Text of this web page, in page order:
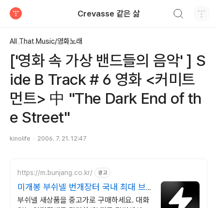
Crevasse 같은 삶
All That Music/영화노래
['영화 속 가상 밴드들의 음악' ] S
ide B Track # 6 영화 <커미트
먼트> 中 "The Dark End of th
e Street"
kinolife 2006. 7. 21. 12:47
https://m.bunjang.co.kr/ 광고
미개봉 부쉬넬 번개장터 국내 최대 브
랜드 중고거래
부쉬넬 새상품을 중고가로 구매하세요. 대화